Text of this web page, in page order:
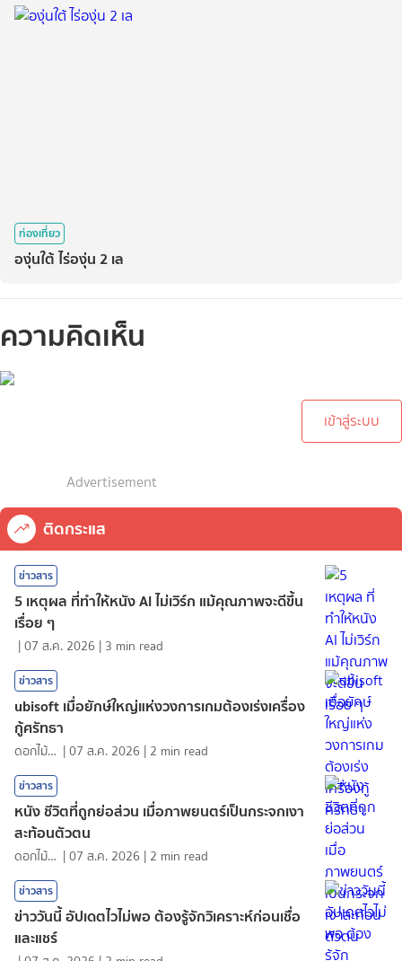
ท่องเที่ยว
องุ่นใต้ ไร่องุ่น 2 เล
ความคิดเห็น
เข้าสู่ระบบ
Advertisement
ติดกระแส
ข่าวสาร
5 เหตุผล ที่ทำให้หนัง AI ไม่เวิร์ก แม้คุณภาพจะดีขึ้น
เรื่อย ๆ
|07 ส.ค. 2026 | 3 min read
ข่าวสาร
ubisoft เมื่อยักษ์ใหญ่แห่งวงการเกมต้องเร่งเครื่อง
กู้ศรัทธา
ดอกไม้กับสายน้ำ |07 ส.ค. 2026 | 2 min read
ข่าวสาร
หนัง ชีวิตที่ถูกย่อส่วน เมื่อภาพยนตร์เป็นกระจกเงา
สะท้อนตัวตน
ดอกไม้กับสายน้ำ |07 ส.ค. 2026 | 2 min read
ข่าวสาร
ข่าววันนี้ อัปเดตไวไม่พอ ต้องรู้จักวิเคราะห์ก่อนเชื่อ
และแชร์